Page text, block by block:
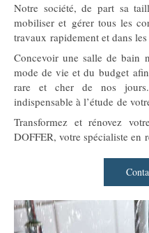
Notre société, de part sa
mobiliser et gérer tous les
travaux rapidement et dans les
Concevoir une salle de bain
mode de vie et du budget
rare et cher de nos
indispensable à l’étude de
Transformez et rénovez
DOFFER, votre spécialiste en